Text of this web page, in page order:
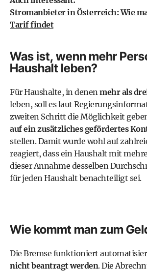
Stromanbieter in Österreich: Wie
Tarif findet
Was ist, wenn mehr
Haushalt leben?
Für Haushalte, in denen mehr als
leben, soll es laut
zweiten Schritt die Möglichkeit
auf ein zusätzliches gefördertes
stellen. Damit wurde wohl auf
reagiert, dass ein Haushalt mit
dieser Annahme desselben
für jeden Haushalt benachteiligt sei.
Wie kommt man zum
Die Bremse funktioniert
nicht beantragt werden. Die